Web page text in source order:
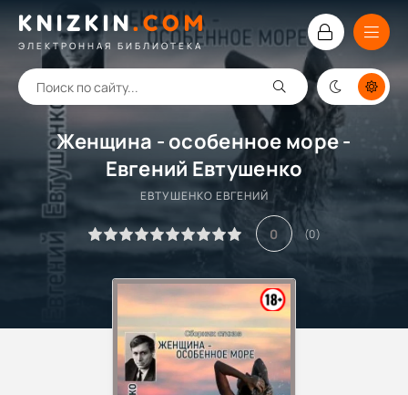
KNIZKIN.COM
ЭЛЕКТРОННАЯ БИБЛИОТЕКА
Женщина - особенное море -
Евгений Евтушенко
ЕВТУШЕНКО ЕВГЕНИЙ
0 (0)